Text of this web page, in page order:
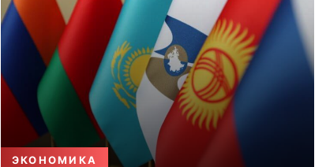
ЭКОНОМИКА